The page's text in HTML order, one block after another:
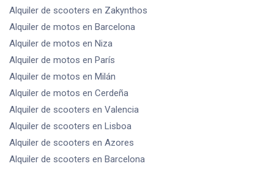
Alquiler de scooters en Zakynthos
Alquiler de motos en Barcelona
Alquiler de motos en Niza
Alquiler de motos en París
Alquiler de motos en Milán
Alquiler de motos en Cerdeña
Alquiler de scooters en Valencia
Alquiler de scooters en Lisboa
Alquiler de scooters en Azores
Alquiler de scooters en Barcelona